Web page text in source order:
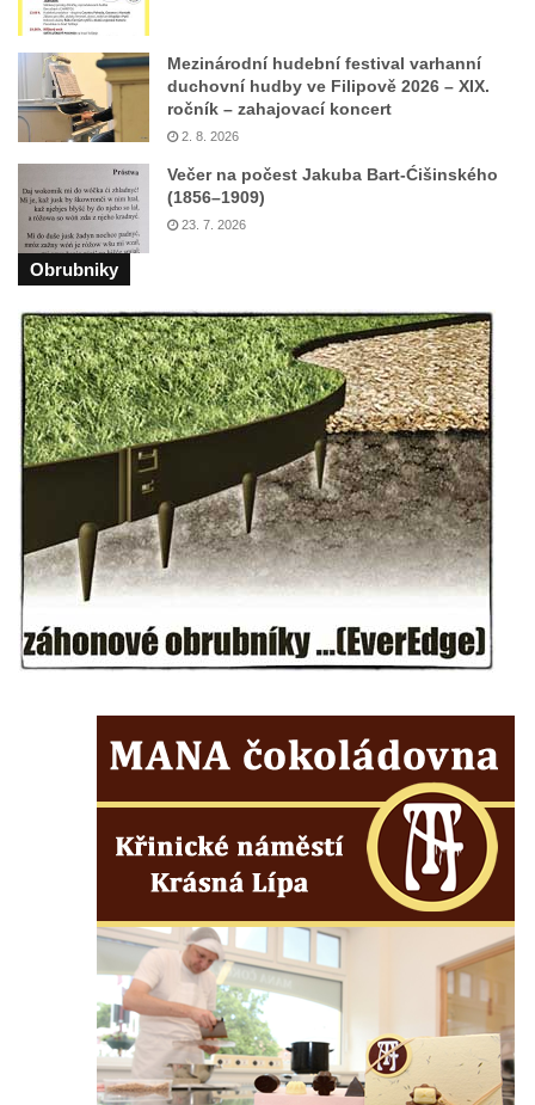
kláštera dominikánů v Českých
Budějovicích
Socha svatého Josefa na nádvoří kláštera
dominikánů v Českých Budějovicích
Socha svaté Anny na nádvoří kláštera
dominikánů v Českých Budějovicích
Socha svatého Dominika na nádvoří
kláštera dominikánů v Českých
Budějovicích
Sousoší Kalvárie před klášterem
dominikánů u Piaristického náměstí v
Českých Budějovicích
Socha svatého Václava u pramene v
Semilech
Pamětní deska Tomáše Garrigue Masaryka
na radnici v Českých Budějovicích
Pamětní deska na biskupské rezidenci v
Českých Budějovicích
biskupské rezidenci v Českých
Budějovicích
Socha žáby u rybníčku na Náměstí v
Kamenném Újezdě
Újezd a Krauchthal v parku na Náměstí v
Kamenném Újezdě
Socha na náměstí J. V. Kamarýta ve
Pomník J. V. Kamarýta v Krumlovské ulici ve
Velešíně
Pamětní deska arcibiskupa Micara ve
vstupu do poutního místa Římov
Plastika Koule v Gutenbergově ulici v
Mezinárodní hudební festival varhanní
duchovní hudby ve Filipově 2026 – XIX.
ročník – zahajovací koncert
2. 8. 2026
Večer na počest Jakuba Bart-Ćišinského
(1856–1909)
23. 7. 2026
Obrubniky